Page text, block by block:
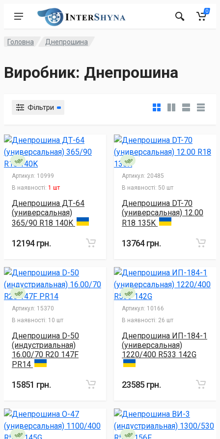
0
Головна Днепрошина
Виробник: Днепрошина
Фільтри
Артикул: 10999
В наявності: 1 шт
Днепрошина ДТ-64
(универсальная)
365/90 R18 140K
12194 грн.
Артикул: 20485
В наявності: 50 шт
Днепрошина DT-70
(универсальная) 12.00
R18 135K
13764 грн.
Артикул: 15370
В наявності: 10 шт
Днепрошина D-50
(индустриальная)
16.00/70 R20 147F
PR14
15851 грн.
Артикул: 10166
В наявності: 26 шт
Днепрошина ИП-184-1
(универсальная)
1220/400 R533 142G
23585 грн.